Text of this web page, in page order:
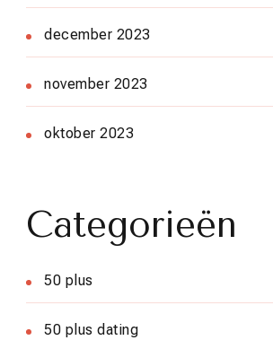
december 2023
november 2023
oktober 2023
Categorieën
50 plus
50 plus dating